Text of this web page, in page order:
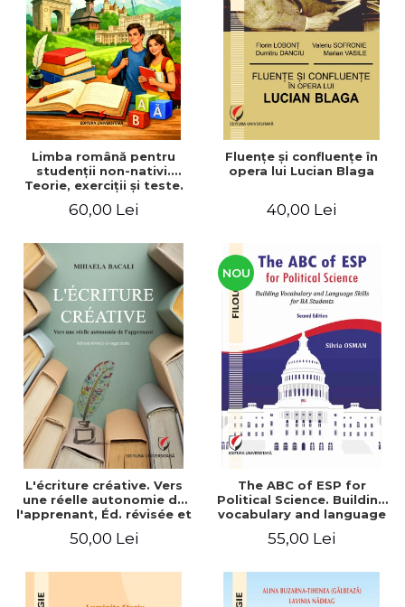
ADMINISTRATIVE
ȘTIINȚE ECONOMICE
ȘTIINȚE EXACTE
EDUCAȚIE FIZICĂ ȘI SPORT
PREUNIVERSITARIA
TIMP LIBER
ÎN CURS DE APARIȚIE
NOUTĂȚI
PACHETE DE STUDIU
ULTIMELE EXEMPLARE
Cum Cumpăr
Livrare
Politica de Retur
Formular de Retur
Distribuitori
Limba română pentru
studenţii non-nativi.
Teorie, exerciţii şi teste.
60,00 Lei
Fluenţe şi confluenţe în
opera lui Lucian Blaga
40,00 Lei
L'écriture créative. Vers
une réelle autonomie de
l'apprenant, Éd. révisée et
50,00 Lei
NOU
The ABC of ESP for
Political Science. Building
vocabulary and language
55,00 Lei